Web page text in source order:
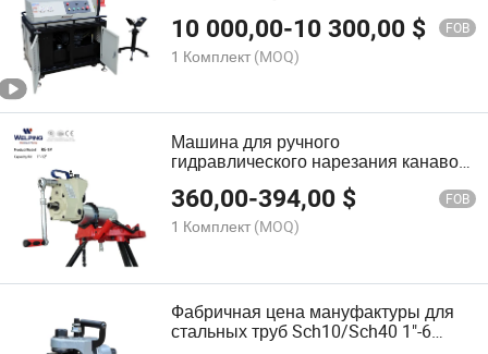
машина для нарезки канавок в
трубах
10 000,00-10 300,00 $ FOB
1 Комплект (MOQ)
Машина для ручного
гидравлического нарезания канавок
для труб повышенной прочности
360,00-394,00 $ FOB
1 Комплект (MOQ)
Фабричная цена мануфактуры для
стальных труб Sch10/Sch40 1"-6